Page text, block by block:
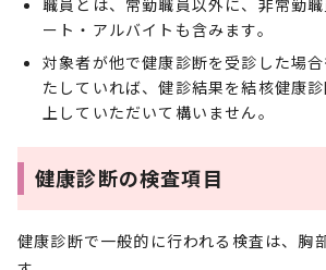
職員とは、常勤職員以外に、非常勤
ート・アルバイトも含みます。
対象者が他で健康診断を受診した場
たしていれば、健診結果を結核健康
上していただいて構いません。
健康診断の検査項目
健康診断で一般的に行われる検査は、胸